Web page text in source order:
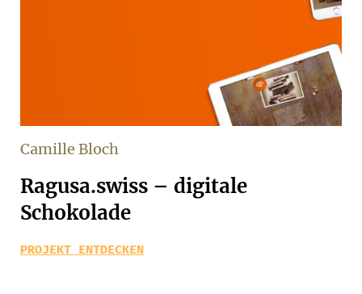
Camille Bloch
Ragusa.swiss – digitale
Schokolade
PROJEKT ENTDECKEN